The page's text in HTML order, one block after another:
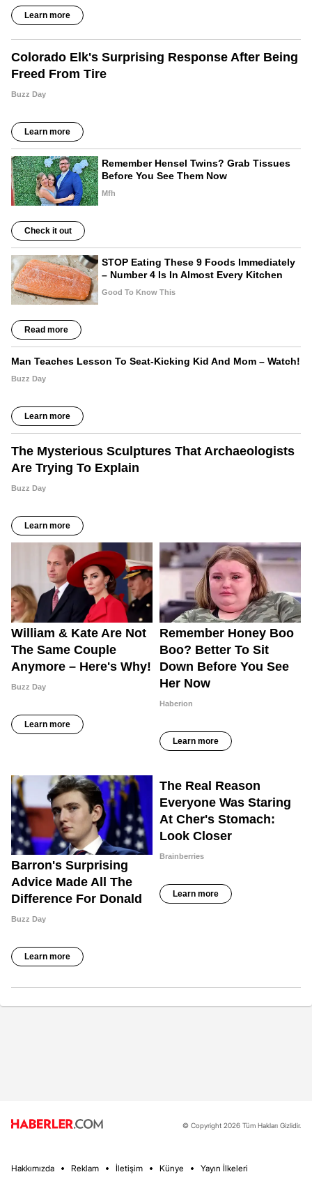
© Copyright 2026 Tüm Hakları Gizlidir.
Hakkımızda Reklam İletişim Künye Yayın İlkeleri